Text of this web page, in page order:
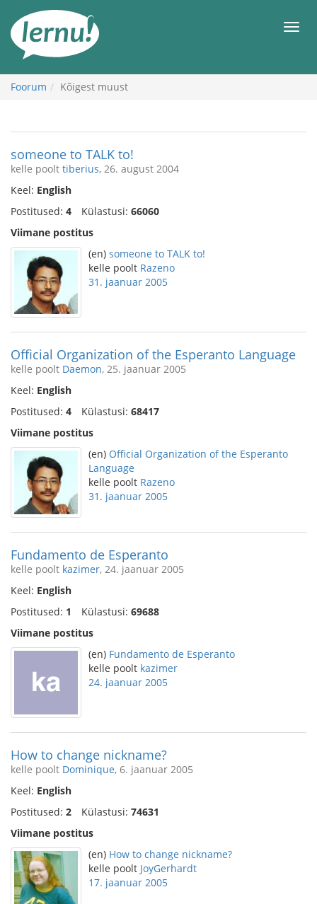
juurde
Foorum Kõigest muust
someone to TALK to!
kelle poolt tiberius, 26. august 2004
Keel: English
Postitused: 4 Külastusi: 66060
Viimane postitus
(en) someone to TALK to!
kelle poolt Razeno
31. jaanuar 2005
Official Organization of the Esperanto Language
kelle poolt Daemon, 25. jaanuar 2005
Keel: English
Postitused: 4 Külastusi: 68417
Viimane postitus
(en) Official Organization of the Esperanto
Language
kelle poolt Razeno
31. jaanuar 2005
Fundamento de Esperanto
kelle poolt kazimer, 24. jaanuar 2005
Keel: English
Postitused: 1 Külastusi: 69688
Viimane postitus
(en) Fundamento de Esperanto
kelle poolt kazimer
24. jaanuar 2005
How to change nickname?
kelle poolt Dominique, 6. jaanuar 2005
Keel: English
Postitused: 2 Külastusi: 74631
Viimane postitus
(en) How to change nickname?
kelle poolt JoyGerhardt
17. jaanuar 2005